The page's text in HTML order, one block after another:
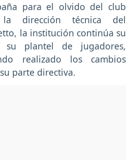
para el olvido del club
dirección técnica del
la institución continúa su
su plantel de jugadores,
realizado los cambios
parte directiva.